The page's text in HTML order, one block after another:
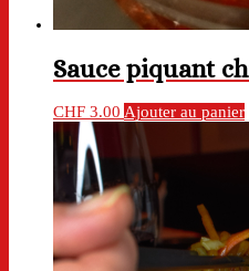
Sauce piquant
CHF 3.00 Ajouter au panier